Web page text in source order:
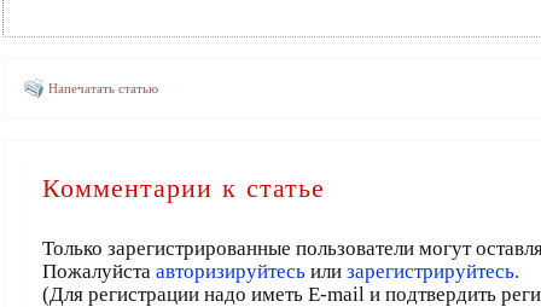
Напечатать статью
Комментарии к статье
Только зарегистрированные пользователи могут
Пожалуйста авторизируйтесьили зарегистрируйтесь.
(Для регистрации надо иметь E-mail и подтвердить